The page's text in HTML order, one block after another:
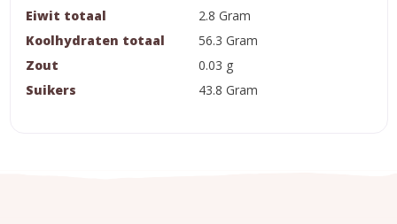
Eiwit totaal
2.8 Gram
Koolhydraten totaal
56.3 Gram
Zout
0.03 g
Suikers
43.8 Gram